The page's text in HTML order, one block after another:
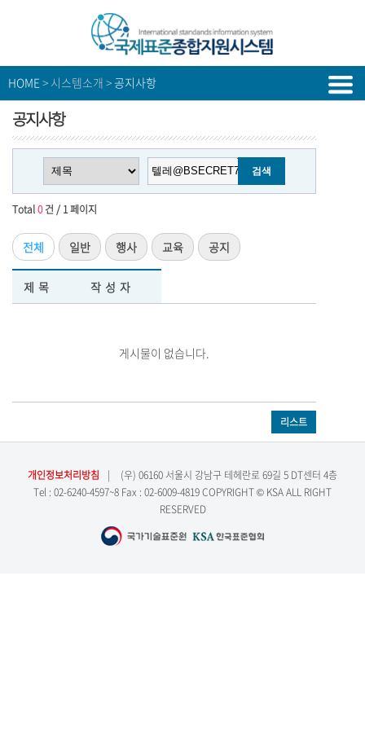
HOME > 시스템소개 > 공지사항
공지사항
Total0건 / 1 페이지
전체 일반 행사 교육 공지
제목 작성자
게시물이 없습니다.
리스트
개인정보처리방침 |
(우) 06160 서울시 강남구 테헤란로 69길 5 DT센터 4층
Tel : 02-6240-4597~8 Fax : 02-6009-4819 COPYRIGHT © KSA ALL RIGHT
RESERVED